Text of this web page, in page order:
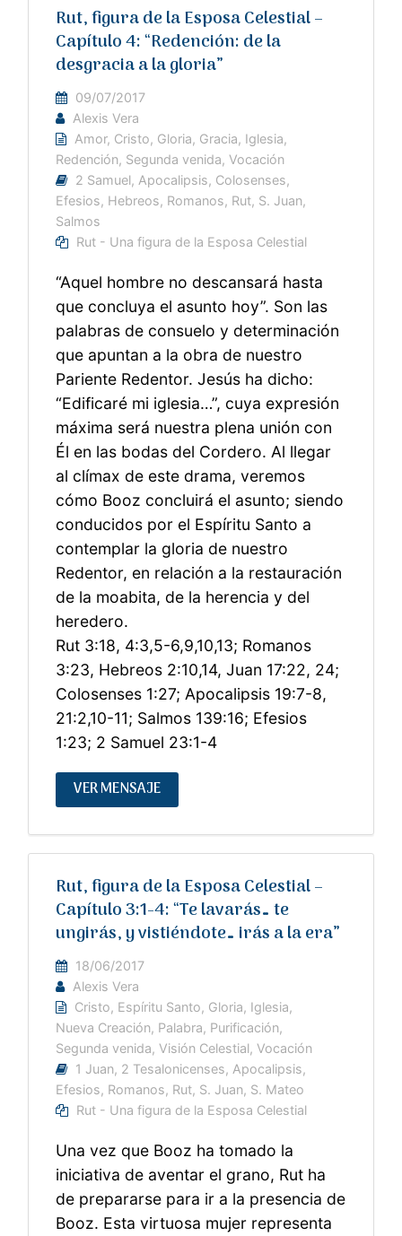
Rut, figura de la Esposa Celestial –
Capítulo 4: “Redención: de la
desgracia a la gloria”
09/07/2017
Alexis Vera
Amor, Cristo, Gloria, Gracia, Iglesia,
Redención, Segunda venida,Vocación
2 Samuel, Apocalipsis, Colosenses,
Efesios, Hebreos, Romanos, Rut, S. Juan,
Salmos
Rut - Una figura de la Esposa Celestial
“Aquel hombre no descansará hasta
que concluya el asunto hoy”. Son las
palabras de consuelo y determinación
que apuntan a la obra de nuestro
Pariente Redentor. Jesús ha dicho:
“Edificaré mi iglesia…”, cuya expresión
máxima será nuestra plena unión con
Él en las bodas del Cordero. Al llegar
al clímax de este drama, veremos
cómo Booz concluirá el asunto; siendo
conducidos por el Espíritu Santo a
contemplar la gloria de nuestro
Redentor, en relación a la restauración
de la moabita, de la herencia y del
heredero.
Rut 3:18, 4:3,5-6,9,10,13; Romanos
3:23, Hebreos 2:10,14, Juan 17:22, 24;
Colosenses 1:27; Apocalipsis 19:7-8,
21:2,10-11; Salmos 139:16; Efesios
1:23; 2 Samuel 23:1-4
VER MENSAJE
Rut, figura de la Esposa Celestial –
Capítulo 3:1-4: “Te lavarás… te
ungirás, y vistiéndote… irás a la era”
18/06/2017
Alexis Vera
Cristo, Espíritu Santo, Gloria, Iglesia,
Nueva Creación, Palabra, Purificación,
Segunda venida,Visión Celestial,Vocación
1 Juan, 2 Tesalonicenses, Apocalipsis,
Efesios, Romanos, Rut, S. Juan, S. Mateo
Rut - Una figura de la Esposa Celestial
Una vez que Booz ha tomado la
iniciativa de aventar el grano, Rut ha
de prepararse para ir a la presencia de
Booz. Esta virtuosa mujer representa